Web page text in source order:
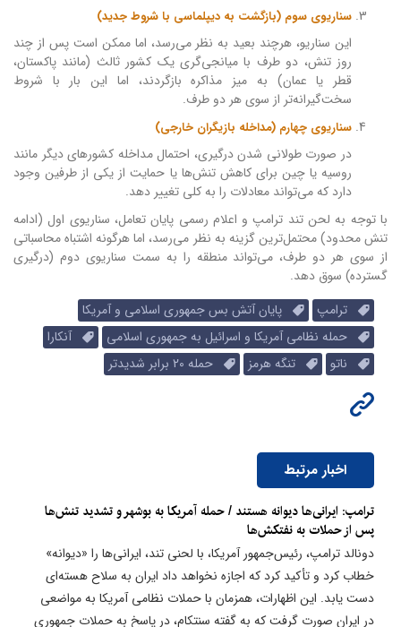
سناریوی سوم (بازگشت به دیپلماسی با شروط جدید)
این سناریو، هرچند بعید به نظر می‌رسد، اما ممکن است پس از چند
روز تنش، دو طرف با میانجی‌گری یک کشور ثالث (مانند پاکستان،
قطر یا عمان) به میز مذاکره بازگردند، اما این بار با شروط
سخت‌گیرانه‌تر از سوی هر دو طرف.
سناریوی چهارم (مداخله بازیگران خارجی)
در صورت طولانی شدن درگیری، احتمال مداخله کشورهای دیگر مانند
روسیه یا چین برای کاهش تنش‌ها یا حمایت از یکی از طرفین وجود
دارد که می‌تواند معادلات را به کلی تغییر دهد.
با توجه به لحن تند ترامپ و اعلام رسمی پایان تعامل، سناریوی اول (ادامه
تنش محدود) محتمل‌ترین گزینه به نظر می‌رسد، اما هرگونه اشتباه محاسباتی
از سوی هر دو طرف، می‌تواند منطقه را به سمت سناریوی دوم (درگیری
گسترده) سوق دهد.
ترامپ
پایان آتش بس جمهوری اسلامی و آمریکا
حمله نظامی آمریکا و اسرائیل به جمهوری اسلامی
آنکارا
ناتو
تنگه هرمز حمله 20 برابر شدیدتر
اخبار مرتبط
ترامپ: ایرانی‌ها دیوانه هستند / حمله آمریکا به بوشهر و تشدید تنش‌ها
پس از حملات به نفتکش‌ها
دونالد ترامپ، رئیس‌جمهور آمریکا، با لحنی تند، ایرانی‌ها را «دیوانه»
خطاب کرد و تأکید کرد که اجازه نخواهد داد ایران به سلاح هسته‌ای
دست یابد. این اظهارات، همزمان با حملات نظامی آمریکا به مواضعی
در ایران صورت گرفت که به گفته سنتکام، در پاسخ به حملات جمهوری